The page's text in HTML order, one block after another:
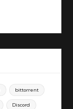
bittorrent
Discord